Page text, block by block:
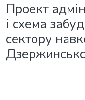
Проект
і схема
сектору